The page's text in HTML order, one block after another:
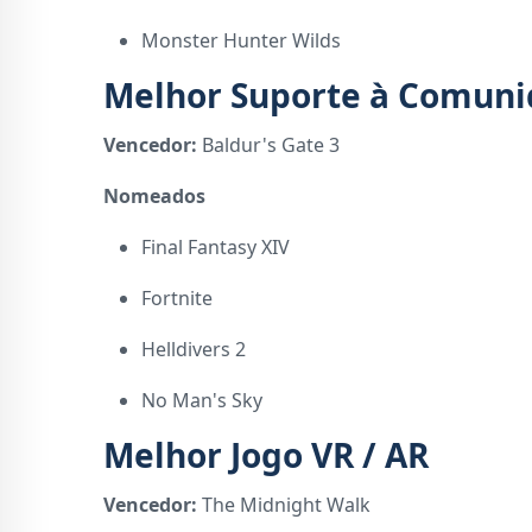
Monster Hunter Wilds
Melhor Suporte à
Vencedor: Baldur's Gate 3
Nomeados
Final Fantasy XIV
Fortnite
Helldivers 2
No Man's Sky
Melhor Jogo VR / AR
Vencedor: The Midnight Walk